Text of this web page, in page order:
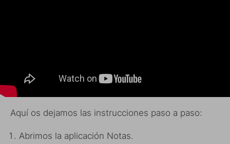
Aquí os dejamos las instrucciones paso a paso:
Abrimos la aplicación Notas.